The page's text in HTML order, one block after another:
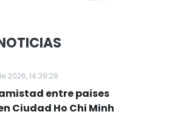
2026, 14:39:26
entre países
Ciudad Ho Chi Minh